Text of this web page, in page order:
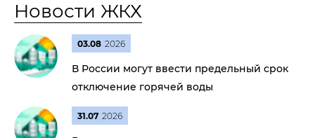
Новости ЖКХ
03.08 2026
В России могут ввести предельный срок
отключение горячей воды
31.07 2026